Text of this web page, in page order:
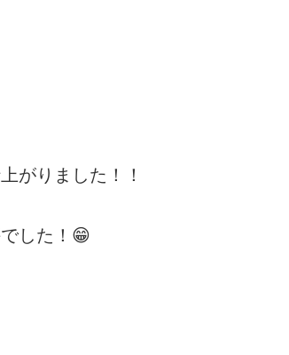
がりました！！
した！😁